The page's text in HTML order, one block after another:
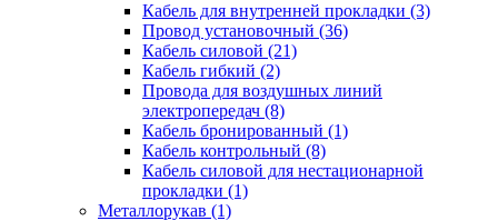
Кабель для внутренней прокладки (3)
Провод установочный (36)
Кабель силовой (21)
Кабель гибкий (2)
Провода для воздушных линий
электропередач (8)
Кабель бронированный (1)
Кабель контрольный (8)
Кабель силовой для нестационарной
прокладки (1)
Металлорукав (1)